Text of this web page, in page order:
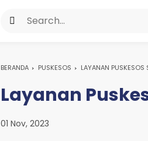
BERANDA PUSKESOS LAYANAN PUSKESOS
Layanan
01 Nov, 2023